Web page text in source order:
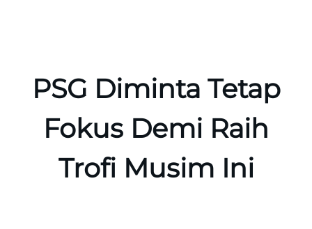
PSG Diminta Tetap
Fokus Demi Raih
Trofi Musim Ini